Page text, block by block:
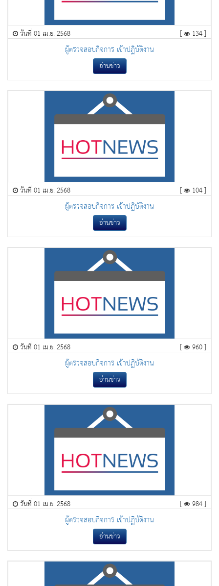
วันที่ 01 เม.ย. 2568 [ 134 ]
ผู้ตรวจสอบกิจการ เข้าปฏิบัติงาน
อ่านข่าว
วันที่ 01 เม.ย. 2568 [ 104 ]
ผู้ตรวจสอบกิจการ เข้าปฏิบัติงาน
อ่านข่าว
วันที่ 01 เม.ย. 2568 [ 960 ]
ผู้ตรวจสอบกิจการ เข้าปฏิบัติงาน
อ่านข่าว
วันที่ 01 เม.ย. 2568 [ 984 ]
ผู้ตรวจสอบกิจการ เข้าปฏิบัติงาน
อ่านข่าว